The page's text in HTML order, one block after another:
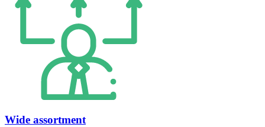
Wide assortment